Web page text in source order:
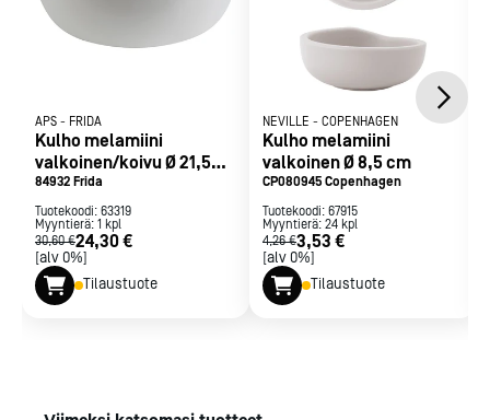
APS - FRIDA
Kulho melamiini
valkoinen/koivu Ø 21,5
cm 1,8 L
84932 Frida
Tuotekoodi: 63319
Myyntierä: 1 kpl
30,60 €24,30 €
[alv 0%]
Tilaustuote
NEVILLE - COPENHAGEN
Kulho melamiini
valkoinen Ø 8,5 cm
CP080945 Copenhagen
Tuotekoodi: 67915
Myyntierä: 24 kpl
4,26 €3,53 €
[alv 0%]
Tilaustuote